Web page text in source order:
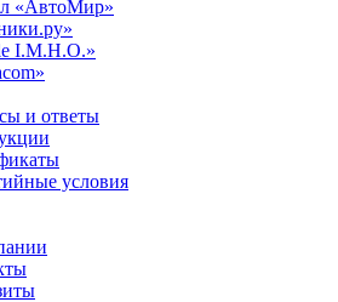
«АвтоМир»
I.M.H.O.»
и ответы
условия